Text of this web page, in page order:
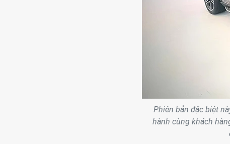
Phiên bản đặc biệt
hành cùng khách